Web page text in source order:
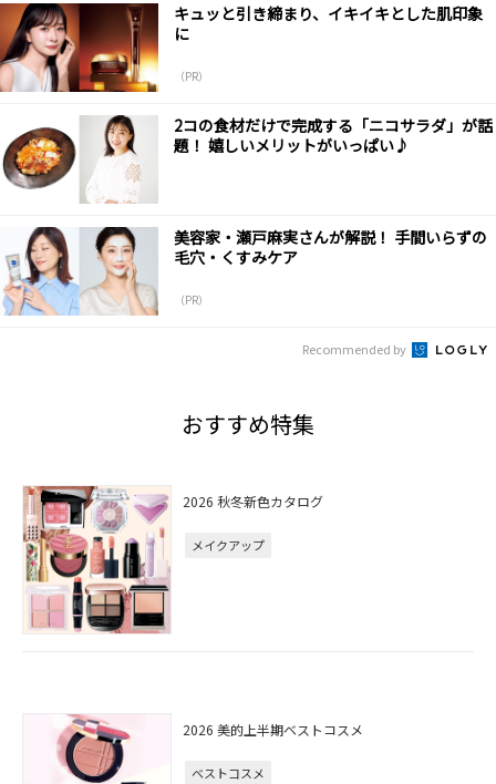
キュッと引き締まり、イキイキとした肌印象
に
（PR）
2コの食材だけで完成する「ニコサラダ」が話
題！ 嬉しいメリットがいっぱい♪
美容家・瀬戸麻実さんが解説！ 手間いらずの
毛穴・くすみケア
（PR）
Recommended by
おすすめ特集
2026 秋冬新色カタログ
メイクアップ
2026 美的上半期ベストコスメ
ベストコスメ